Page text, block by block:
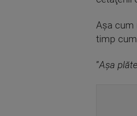
Aşa cum
timp
”Aşa